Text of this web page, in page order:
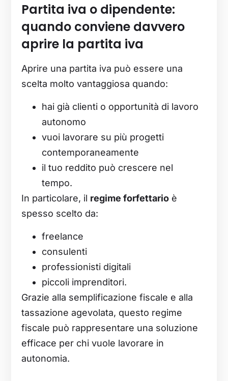
Partita iva o dipendente:
quando conviene davvero
aprire la partita iva
Aprire una partita iva può essere una
scelta molto vantaggiosa quando:
hai già clienti o opportunità di lavoro
autonomo
vuoi lavorare su più progetti
contemporaneamente
il tuo reddito può crescere nel
tempo.
In particolare, il regime forfettario è
spesso scelto da:
freelance
consulenti
professionisti digitali
piccoli imprenditori.
Grazie alla semplificazione fiscale e alla
tassazione agevolata, questo regime
fiscale può rappresentare una soluzione
efficace per chi vuole lavorare in
autonomia.